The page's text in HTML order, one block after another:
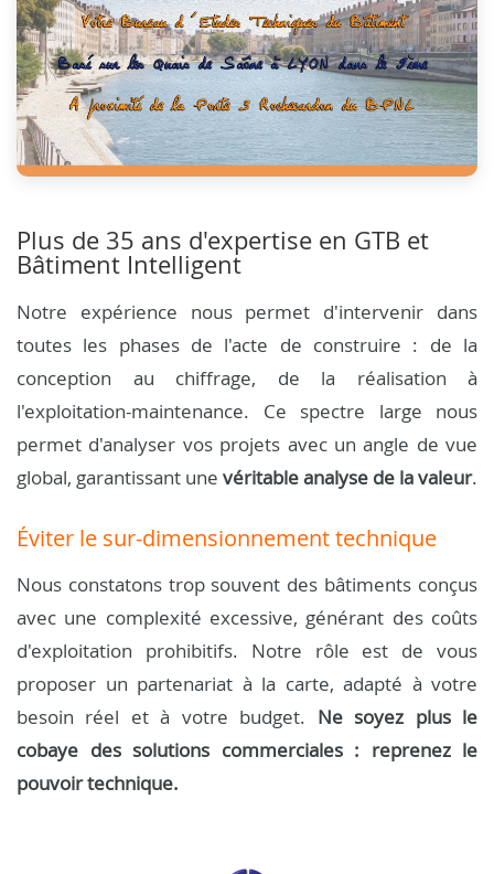
Plus de 35 ans d'expertise en GTB et
Bâtiment Intelligent
Notre expérience nous permet d'intervenir dans
toutes les phases de l'acte de construire : de la
conception au chiffrage, de la réalisation à
l'exploitation-maintenance. Ce spectre large nous
permet d'analyser vos projets avec un angle de vue
global, garantissant une véritable analyse de la valeur.
Éviter le sur-dimensionnement technique
Nous constatons trop souvent des bâtiments conçus
avec une complexité excessive, générant des coûts
d'exploitation prohibitifs. Notre rôle est de vous
proposer un partenariat à la carte, adapté à votre
besoin réel et à votre budget. Ne soyez plus le
cobaye des solutions commerciales : reprenez le
pouvoir technique.